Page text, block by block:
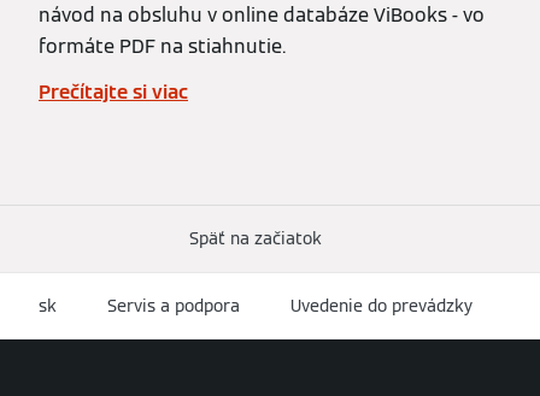
návod na obsluhu v online databáze ViBooks - vo
formáte PDF na stiahnutie.
Prečítajte si viac
Späť na začiatok
sk Servis a podpora Uvedenie do prevádzky